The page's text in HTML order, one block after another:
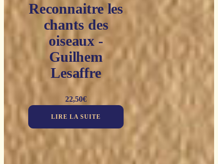
Reconnaitre les
chants des
oiseaux -
Guilhem
Lesaffre
22,50€
LIRE LA SUITE